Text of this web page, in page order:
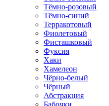
Тёмно-розовый
Тёмно-синий
Терракотовый
Фиолетовый
Фисташковый
Фуксия
Хаки
Хамелеон
Чёрно-белый
Чёрный
Абстракция
Бабочки